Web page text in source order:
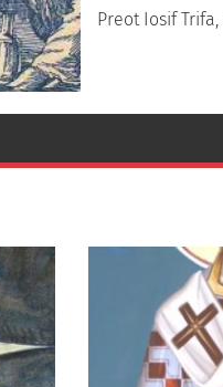
Preot Iosif Trifa,